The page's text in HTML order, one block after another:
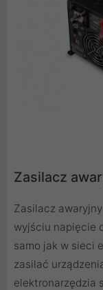
Zasilacz
Zasilacz
wyjściu napięcie
samo jak w sieci
zasilać
elektronarzędzia